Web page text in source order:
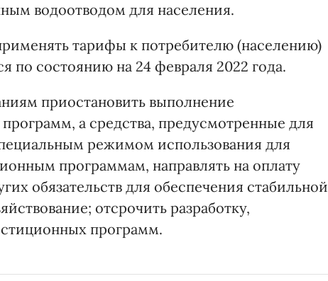
водоотводом для населения.
тарифы к потребителю (населению)
по состоянию на 24 февраля 2022 года.
приостановить выполнение
а средства, предусмотренные для
режимом использования для
программам, направлять на оплату
обязательств для обеспечения стабильной
отсрочить разработку,
программ.